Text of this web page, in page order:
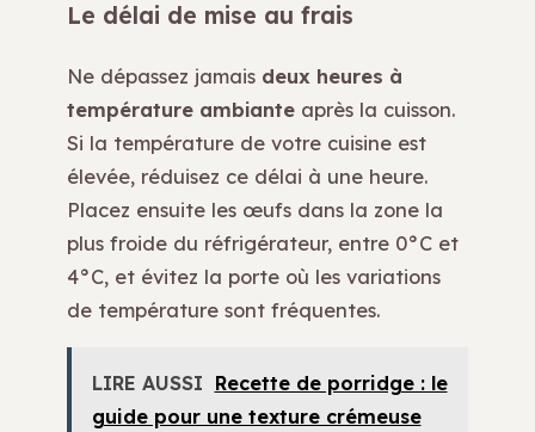
Le délai de mise au frais
Ne dépassez jamais deux heures à
température ambiante après la cuisson.
Si la température de votre cuisine est
élevée, réduisez ce délai à une heure.
Placez ensuite les œufs dans la zone la
plus froide du réfrigérateur, entre 0°C et
4°C, et évitez la porte où les variations
de température sont fréquentes.
LIRE AUSSI Recette de porridge : le
guide pour une texture crémeuse